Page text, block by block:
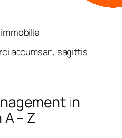
accumsan, sagittis
in
– Z